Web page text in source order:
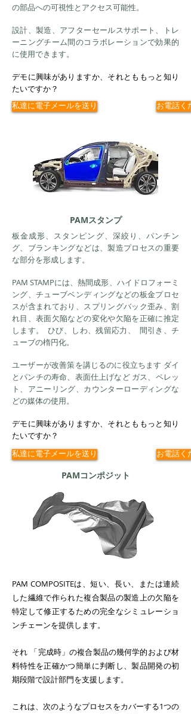
の部品への可視性とアクセス可能性。
設計、製造、アフターセールスサポート、トレ
ーニングチーム間のコラボレーションで効果的
に使用できます。
デモに興味がありますか、それとももっと知り
たいですか？
私達に電子メールを送り お電話く
PAMスタンプ
板金成形、スタンピング、深絞り、パンチン
グ、ブランキングなどは、製造プロセスの重要
な部分を形成します。
PAM STAMPには、熱間成形、ハイドロフォーミ
ング、チューブベンディングなどの板金プロセ
スが含まれており、スプリングバック歪み、割
れ目、表面欠陥などの変化や欠陥を正確に推定
します。
ひび、しわ、残留応力、
間引き、チ
ューブの楕円化。
ユーザーが改善策を講じるのに役立ちます ダイ
とパンチの寿命、表面仕上げなど ガス、ペレッ
ト、アニーリング、カウンターローディングな
どの媒体の使用。
デモに興味がありますか、それとももっと知り
たいですか？
私達に電子メールを送り お電話く
PAMコンポジット
PAM COMPOSITEは、短い、長い、または連続
した繊維で作られた複合製品の製造上の欠陥を
特定して修正するための完全なシミュレーショ
ンチェーンを提供します。
それ
「完成時」の複合製品の幾何学的および材
料特性を正確かつ簡単に判断し、製品開発の初
期段階で設計部門を支援します。
これは、次のようなプロセスをカバーする1つの